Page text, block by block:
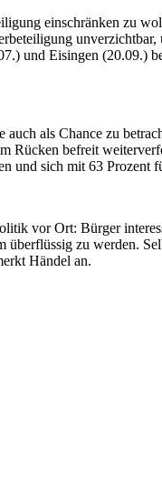
einschränken zu
und Eisingen
als Chance zu
Rücken befreit
sich mit 63 Prozent
vor Ort: Bürger
zu werden.
Händel an.